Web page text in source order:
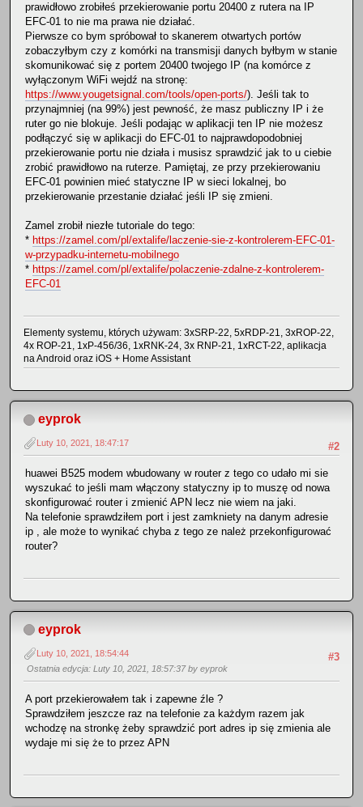
prawidłowo zrobiłeś przekierowanie portu 20400 z rutera na IP
EFC-01 to nie ma prawa nie działać.
Pierwsze co bym spróbował to skanerem otwartych portów
zobaczyłbym czy z komórki na transmisji danych byłbym w stanie
skomunikować się z portem 20400 twojego IP (na komórce z
wyłączonym WiFi wejdź na stronę:
https://www.yougetsignal.com/tools/open-ports/). Jeśli tak to
przynajmniej (na 99%) jest pewność, że masz publiczny IP i że
ruter go nie blokuje. Jeśli podając w aplikacji ten IP nie możesz
podłączyć się w aplikacji do EFC-01 to najprawdopodobniej
przekierowanie portu nie działa i musisz sprawdzić jak to u ciebie
zrobić prawidłowo na ruterze. Pamiętaj, ze przy przekierowaniu
EFC-01 powinien mieć statyczne IP w sieci lokalnej, bo
przekierowanie przestanie działać jeśli IP się zmieni.
Zamel zrobił niezłe tutoriale do tego:
* https://zamel.com/pl/extalife/laczenie-sie-z-kontrolerem-EFC-01-
w-przypadku-internetu-mobilnego
* https://zamel.com/pl/extalife/polaczenie-zdalne-z-kontrolerem-
EFC-01
Elementy systemu, których używam: 3xSRP-22, 5xRDP-21, 3xROP-22,
4x ROP-21, 1xP-456/36, 1xRNK-24, 3x RNP-21, 1xRCT-22, aplikacja
na Android oraz iOS + Home Assistant
eyprok
#2
Luty 10, 2021, 18:47:17
huawei B525 modem wbudowany w router z tego co udało mi sie
wyszukać to jeśli mam włączony statyczny ip to muszę od nowa
skonfigurować router i zmienić APN lecz nie wiem na jaki.
Na telefonie sprawdziłem port i jest zamkniety na danym adresie
ip , ale może to wynikać chyba z tego ze należ przekonfigurować
router?
eyprok
#3
Luty 10, 2021, 18:54:44
Ostatnia edycja: Luty 10, 2021, 18:57:37 by eyprok
A port przekierowałem tak i zapewne źle ?
Sprawdziłem jeszcze raz na telefonie za każdym razem jak
wchodzę na stronkę żeby sprawdzić port adres ip się zmienia ale
wydaje mi się że to przez APN